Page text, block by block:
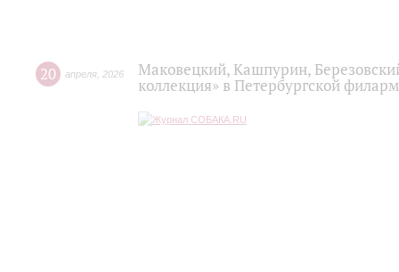
20 апреля 2026
Маковецкий, Кашпурин,
коллекция» в Петербургской